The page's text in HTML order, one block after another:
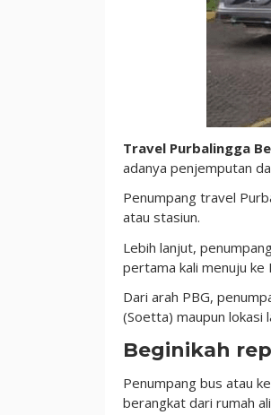
Travel Purbalingga
adanya penjemputan
Penumpang travel
atau stasiun.
Lebih lanjut,
pertama kali menuju ke
Dari arah PBG,
(Soetta) maupun lokasi
Beginikah
Penumpang bus atau
berangkat dari rumah